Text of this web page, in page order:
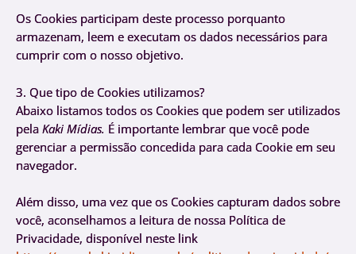
Os Cookies participam deste processo porquanto
armazenam, leem e executam os dados necessários para
cumprir com o nosso objetivo.
3. Que tipo de Cookies utilizamos?
Abaixo listamos todos os Cookies que podem ser utilizados
pela Kaki Mídias. É importante lembrar que você pode
gerenciar a permissão concedida para cada Cookie em seu
navegador.
Além disso, uma vez que os Cookies capturam dados sobre
você, aconselhamos a leitura de nossa Política de
Privacidade, disponível neste link